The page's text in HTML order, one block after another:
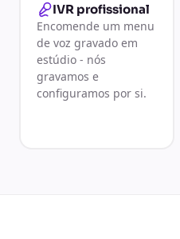
IVR profissional
Encomende um menu
de voz gravado em
estúdio - nós
gravamos e
configuramos por si.